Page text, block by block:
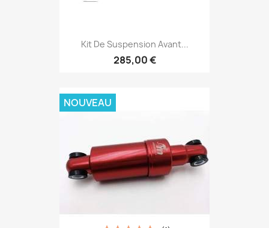
Kit De Suspension Avant...
285,00 €
NOUVEAU